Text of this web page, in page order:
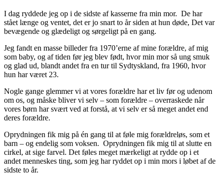
I dag ryddede jeg op i de sidste af kasserne fra min mor. De har
stået længe og ventet, det er jo snart to år siden at hun døde, Det var
bevægende og glædeligt og sørgeligt på en gang.
Jeg fandt en masse billeder fra 1970’erne af mine forældre, af mig
som baby, og af tiden før jeg blev født, hvor min mor så ung smuk
og glad ud, blandt andet fra en tur til Sydtyskland, fra 1960, hvor
hun har været 23.
Nogle gange glemmer vi at vores forældre har et liv før og udenom
om os, og måske bliver vi selv – som forældre – overraskede når
vores børn har svært ved at forstå, at vi selv er så meget andet end
deres forældre.
Oprydningen fik mig på én gang til at føle mig forældreløs, som et
barn – og endelig som voksen. Oprydningen fik mig til at slutte en
cirkel, at sige farvel. Det føles meget mærkeligt at rydde op i et
andet menneskes ting, som jeg har ryddet op i min mors i løbet af de
sidste to år.